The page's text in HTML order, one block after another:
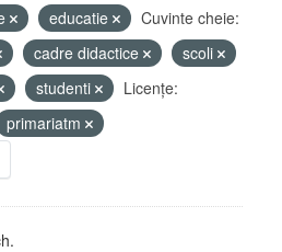
educatie
Cuvinte cheie:
cadre didactice
scoli
studenti
Licenţe:
primariatm